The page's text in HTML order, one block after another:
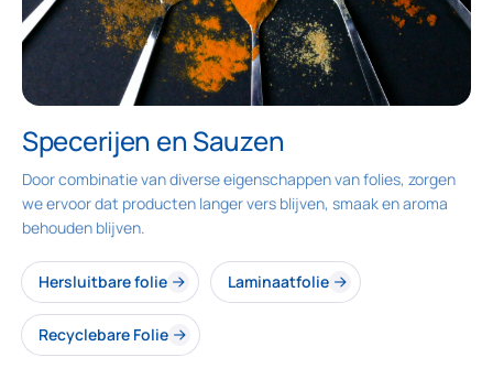
Specerijen en Sauzen
Door combinatie van diverse eigenschappen van folies, zorgen
we ervoor dat producten langer vers blijven, smaak en aroma
behouden blijven.
Hersluitbare folie Laminaatfolie
Recyclebare Folie